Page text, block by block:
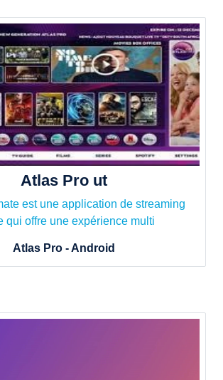
Atlas Pro ut
est une application de streaming
qui offre une expérience multi
Atlas Pro - Android